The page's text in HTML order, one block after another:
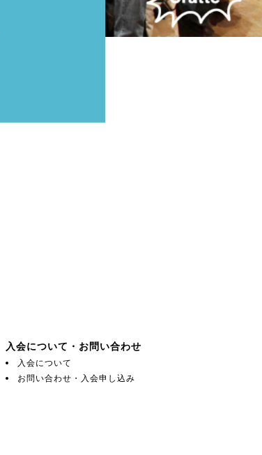
入会について・お問い合わせ
入会について
お問い合わせ・入会申し込み